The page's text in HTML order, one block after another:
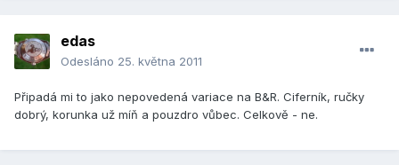
edas
Odesláno 25. května 2011
Připadá mi to jako nepovedená variace na B&R. Ciferník, ručky
dobrý, korunka už míň a pouzdro vůbec. Celkově - ne.